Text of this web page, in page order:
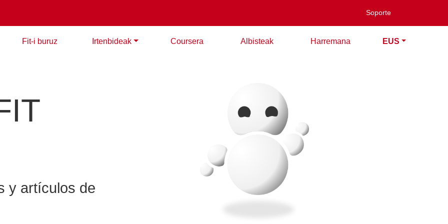
Soporte
Fit-i buruz Irtenbideak Coursera Albisteak Harremana EUS
y artículos de